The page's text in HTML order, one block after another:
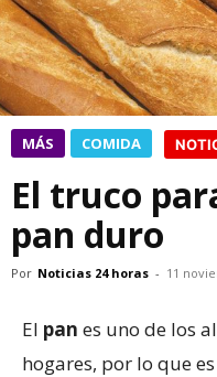
MÁS COMIDA
El truco
pan duro
Por Noticias 24 horas - 11
El pan es uno de los
hogares, por lo que